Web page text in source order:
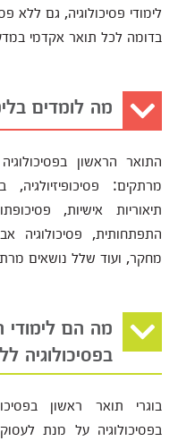
לימודי פסיכולוגיה, גם ללא
בדומה לכל תואר אקדמי
מה לומדים
התואר הראשון
מרתקים: פסיכופיזיולגיה,
תיאוריות אישיות,
התפתחותית, פסיכולוגיה
מחקר, ועוד שלל נושאים
מה הם לימודי
בפסיכולוגיה
בוגרי תואר ראשון
בפסיכולוגיה על מנת